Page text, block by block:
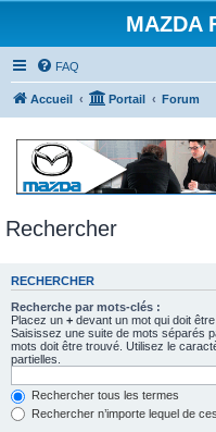
MAZDA
FAQ
Accueil Portail Forum
Rechercher
RECHERCHER
Recherche par mots-clés :
Placez un + devant un mot qui doit
Saisissez une suite de mots séparés
mots doit être trouvé. Utilisez le
partielles.
Rechercher tous les termes
Rechercher n’importe lequel de